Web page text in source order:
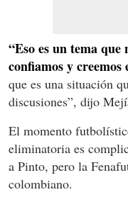
“Eso es un tema que
confiamos y
que es una situación
discusiones”, dijo
El momento
eliminatoria es
a Pinto, pero la
colombiano.